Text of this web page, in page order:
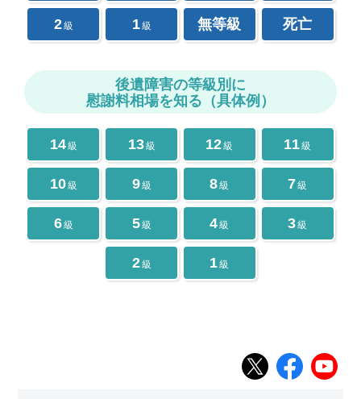
2級 1級 無等級 死亡
後遺障害の等級別に
慰謝料相場を知る（具体例）
14級 13級 12級 11級
10級 9級 8級 7級
6級 5級 4級 3級
2級 1級